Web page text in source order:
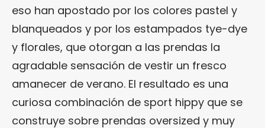
eso han apostado por los colores pastel y
blanqueados y por los estampados tye-dye
y florales, que otorgan a las prendas la
agradable sensación de vestir un fresco
amanecer de verano. El resultado es una
curiosa combinación de sport hippy que se
construye sobre prendas oversized y muy